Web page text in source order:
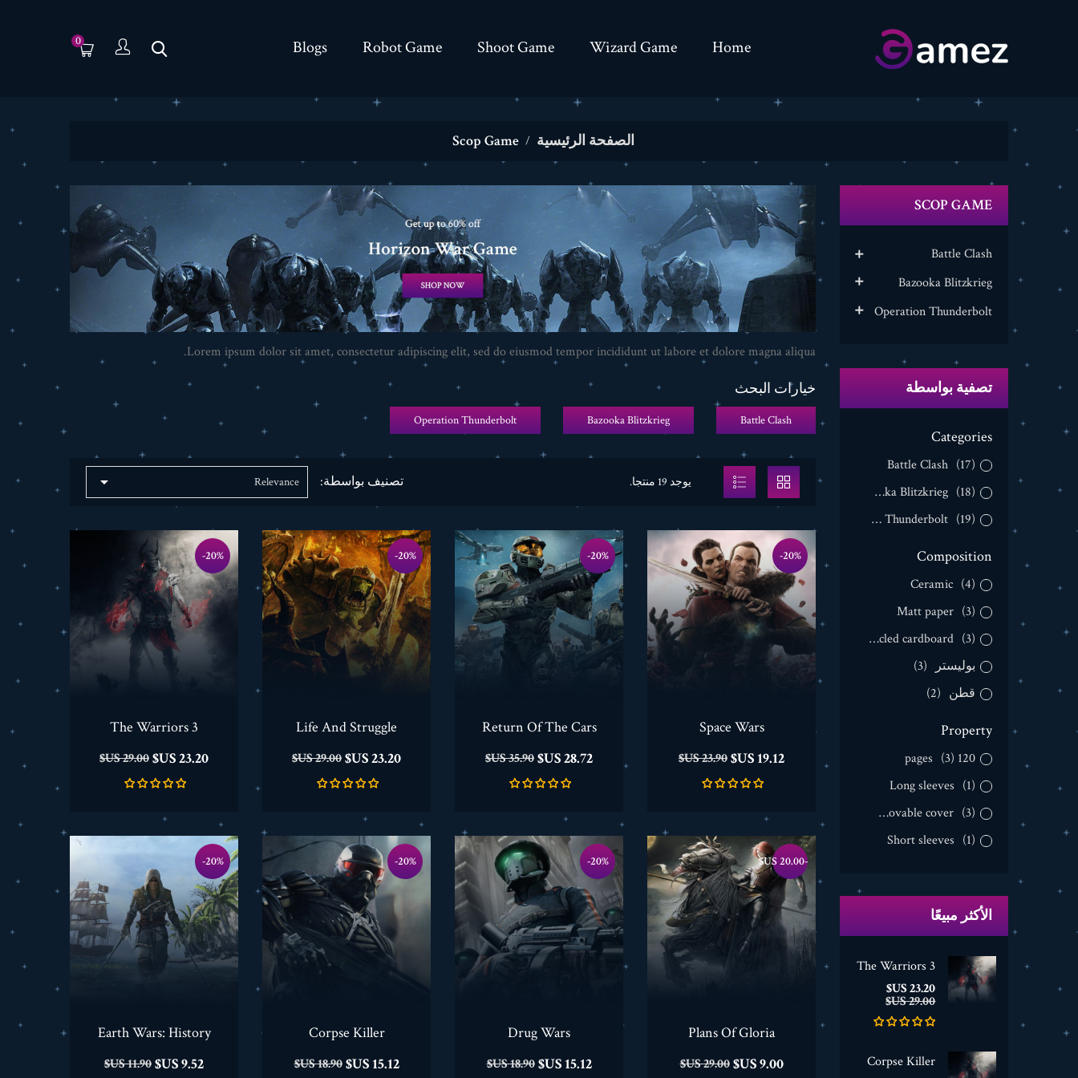
Home
Wizard Game
Shoot Game
Robot Game
Blogs
0
الصفحة الرئيسية Scop Game
SCOP GAME
Battle Clash

Bazooka Blitzkrieg

Operation Thunderbolt

تصفية بواسطة
Categories
Battle Clash (17)
Bazooka Blitzkrieg
(18)
Operation Thunderbolt
(19)
Composition
Ceramic (4)
Matt paper (3)
Recycled cardboard
(3)
بوليستر
(3)
قطن (2)
Property
120 pages
(3)
Long sleeves (1)
Removable cover
(3)
Short sleeves (1)
الأكثر مبيعًا
The Warriors 3
السعر
23.20 US$ السعر
الأساسي 29.00 US$
Corpse Killer
Lorem ipsum dolor sit amet, consectetur adipiscing elit, sed do eiusmod tempor incididunt ut labore et dolore magna aliqua.
خيارات البحث
Battle Clash
Bazooka Blitzkrieg
Operation Thunderbolt
يوجد 19 منتجا. تصنيف بواسطة: Relevance

‎-20%
Space Wars
السعر
19.12 US$ السعر
23.90 US$
‎-20%
Return Of The Cars
السعر
28.72 US$ السعر
35.90 US$
‎-20%
Life And Struggle
السعر
23.20 US$ السعر
29.00 US$
‎-20%
The Warriors 3
السعر
23.20 US$ السعر
29.00 US$
-20.00 US$
Plans Of Gloria
السعر
9.00 US$ السعر
29.00 US$
‎-20%
Drug Wars
السعر
15.12 US$ السعر
18.90 US$
‎-20%
Corpse Killer
السعر
15.12 US$ السعر
18.90 US$
‎-20%
Earth Wars: History
السعر
9.52 US$ السعر
11.90 US$